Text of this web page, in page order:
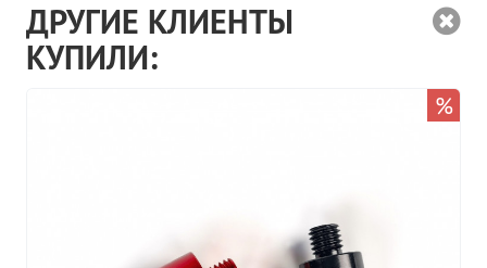
ДРУГИЕ КЛИЕНТЫ
КУПИЛИ:
%